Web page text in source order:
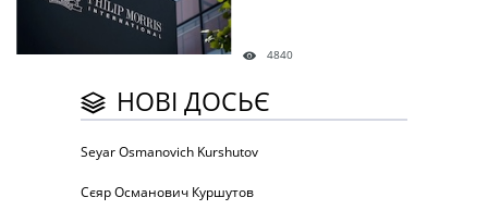
4840
НОВІ ДОСЬЄ
Seyar Osmanovich Kurshutov
Сєяр Османович Куршутов